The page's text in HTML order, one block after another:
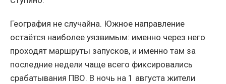
География не случайна. Южное направление
остаётся наиболее уязвимым: именно через него
проходят маршруты запусков, и именно там за
последние недели чаще всего фиксировались
срабатывания ПВО. В ночь на 1 августа жители